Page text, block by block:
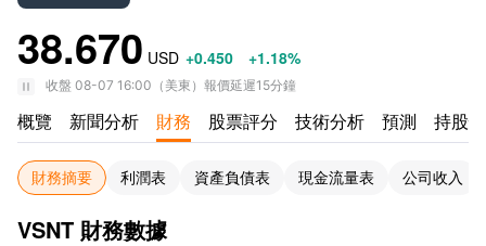
38.670 USD +0.450 +1.18%
收盤 08-07 16:00 （ 美東 ） 報價延遲15分鐘
概覽 新聞分析 財務 股票評分 技術分析 預測 持股
財務摘要 利潤表 資產負債表 現金流量表 公司收入
VSNT 財務數據